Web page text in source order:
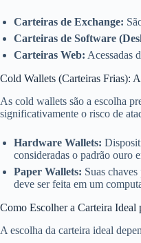
Carteiras de Exchange:
Carteiras de Software
Carteiras Web: Acessadas
Cold Wallets (Carteiras Frias):
As cold wallets são a escolha
significativamente o risco de
Hardware Wallets:
consideradas o padrão ouro
Paper Wallets: Suas
deve ser feita em um
Como Escolher a Carteira Ideal
A escolha da carteira ideal